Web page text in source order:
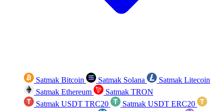
Satmak Bitcoin Satmak Solana
Satmak Litecoin
Satmak Ethereum
Satmak TRON
Satmak USDT TRC20
Satmak USDT ERC20